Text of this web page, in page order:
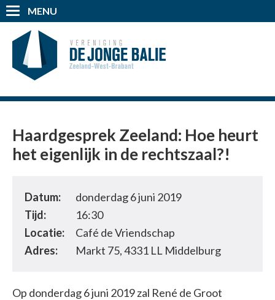
MENU
Haardgesprek Zeeland: Hoe heurt
het eigenlijk in de rechtszaal?!
Datum:
donderdag 6 juni 2019
Tijd:
16:30
Locatie:
Café de Vriendschap
Adres:
Markt 75, 4331 LL Middelburg
Op donderdag 6 juni 2019 zal René de Groot